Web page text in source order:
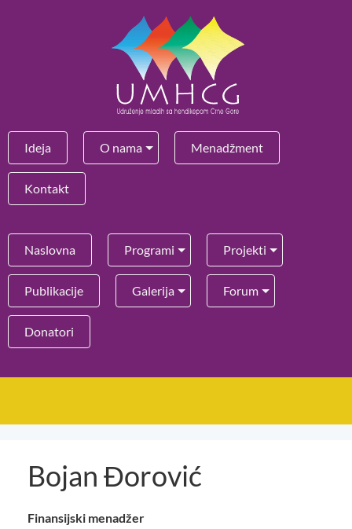
Ideja O nama Menadžment
Kontakt
Naslovna Programi Projekti
Publikacije Galerija Forum
Donatori
Bojan Đorović
Finansijski menadžer